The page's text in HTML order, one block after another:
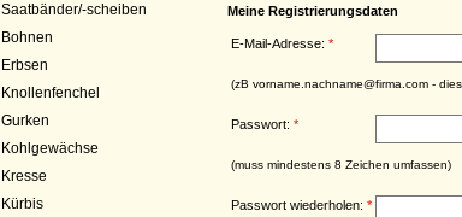
Saatbänder/-scheiben
Bohnen
Erbsen
Knollenfenchel
Gurken
Kohlgewächse
Kresse
Kürbis
Meine Registrierungsdaten
E-Mail-Adresse: *
(zB vorname.nachname@firma.com -
Passwort: *
(muss mindestens 8 Zeichen umfassen)
Passwort wiederholen: *